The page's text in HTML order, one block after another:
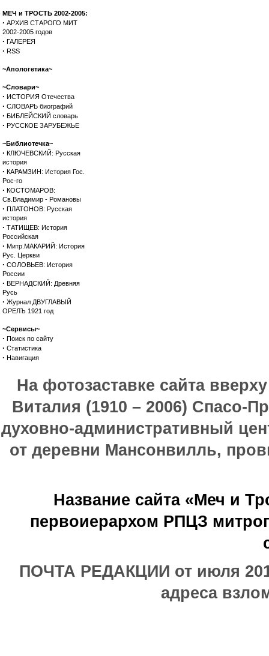
МЕЧ и ТРОСТЬ 2002-2005:
· АРХИВ СТАРОГО МИТ
2002-2005 годов
· ГАЛЕРЕЯ
· RSS
~Апологетика~
~Словари~
· ИСТОРИЯ Отечества
· СЛОВАРЬ биографий
· БИБЛЕЙСКИЙ словарь
· РУССКОЕ ЗАРУБЕЖЬЕ
~Библиотечка~
· КЛЮЧЕВСКИЙ: Русская
история
· КАРАМЗИН: История Гос.
Рос-го
· КОСТОМАРОВ:
Св.Владимир - Романовы
· ПЛАТОНОВ: Русская
история
· ТАТИЩЕВ: История
Российская
· Митр.МАКАРИЙ: История
Рус. Церкви
· СОЛОВЬЕВ: История
России
· ВЕРНАДСКИЙ: Древняя
Русь
· Журнал ДВУГЛАВЫЙ
ОРЕЛЪ 1921 год
~Сервисы~
· Поиск по сайту
· Статистика
· Навигация
На фотозаставке сайта
Виталия (1910 – 2006) Спасо-
духовно-административный
от деревни Мансонвилль,
Название сайта «Меч и
первоиерархом РПЦЗ
ПОЧТА РЕДАКЦИИ от июля
адреса